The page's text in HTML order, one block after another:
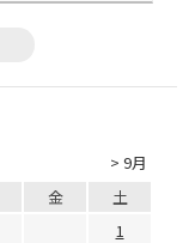
> 9月
金
土
1